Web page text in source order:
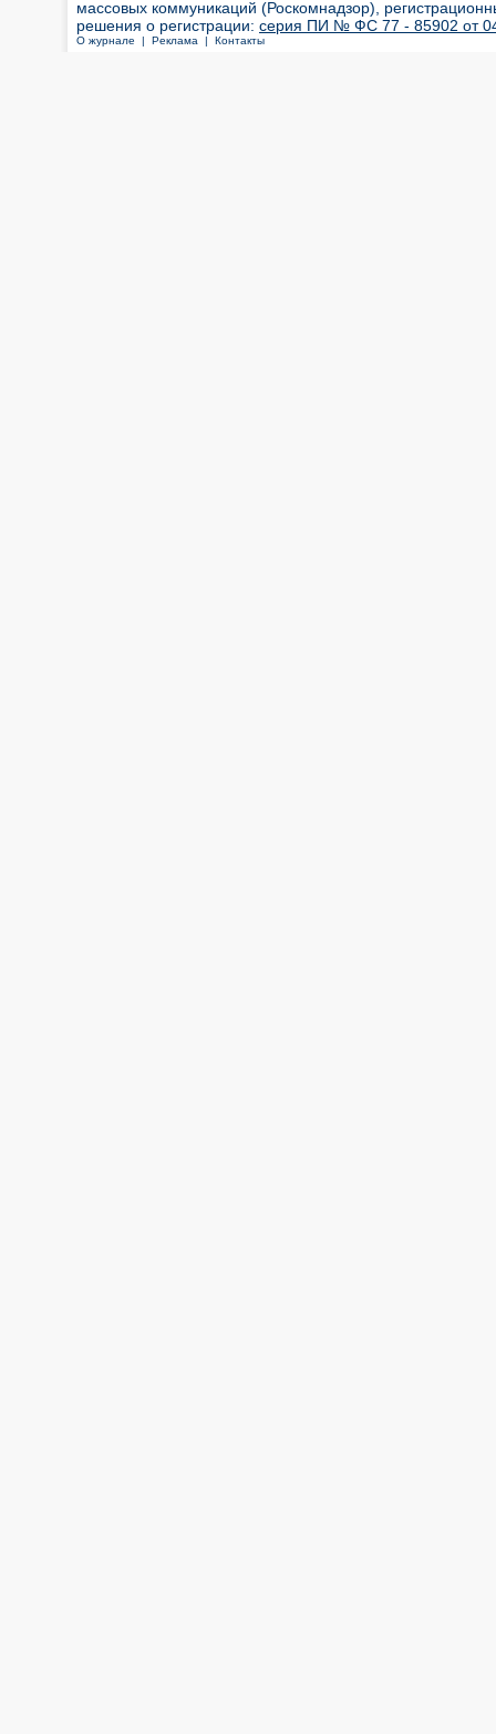
массовых коммуникаций (Роскомнадзор),
решения о регистрации: серия ПИ № ФС 77 - 85902 от 04
О журнале | Реклама | Контакты